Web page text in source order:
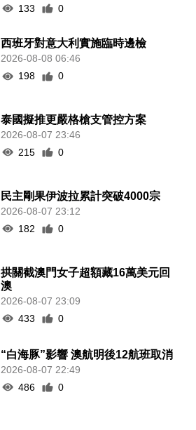
133
0
西班牙對意大利實施臨時邊檢
2026-08-08 06:46
198
0
泰國擬推更嚴格槍支管控方案
2026-08-07 23:46
215
0
民主剛果伊波拉累計突破4000宗
2026-08-07 23:12
182
0
拱關截澳門女子超額藏16萬美元回
澳
2026-08-07 23:09
433
0
“白海豚”影響 澳航明後12航班取消
2026-08-07 22:49
486
0